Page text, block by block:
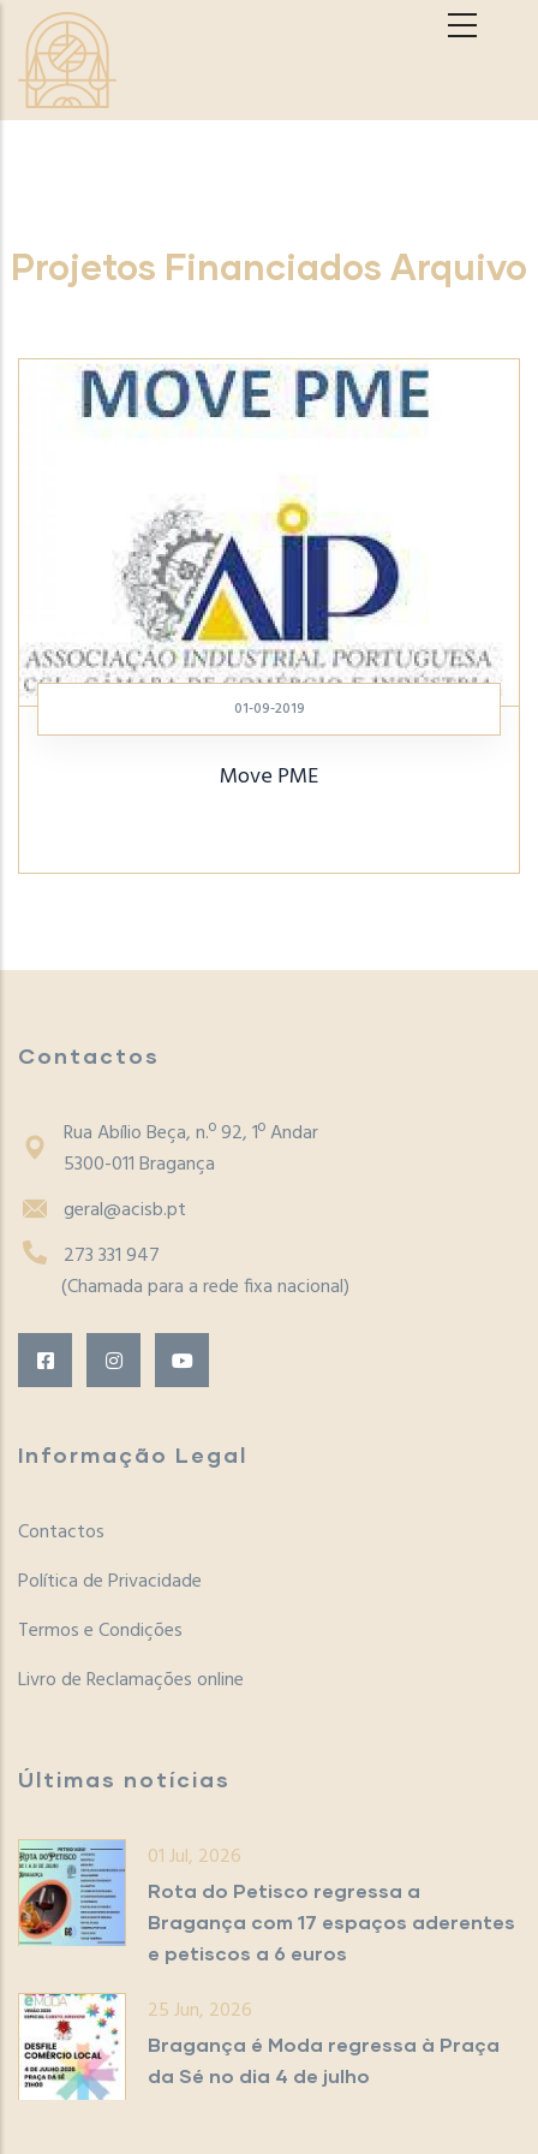
Passar para o conteúdo principal
Projetos Financiados Arquivo
01-09-2019
Move PME
Contactos
Rua Abílio Beça, n.º 92, 1º Andar
5300-011 Bragança
geral@acisb.pt
273 331 947
(Chamada para a rede fixa nacional)
Informação Legal
Contactos
Política de Privacidade
Termos e Condições
Livro de Reclamações online
Últimas notícias
01 Jul, 2026
Rota do Petisco regressa a
Bragança com 17 espaços aderentes
e petiscos a 6 euros
25 Jun, 2026
Bragança é Moda regressa à Praça
da Sé no dia 4 de julho